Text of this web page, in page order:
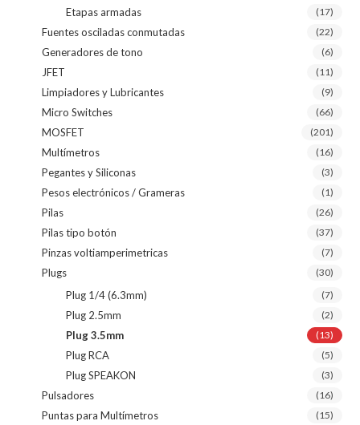
Etapas armadas (17)
Fuentes osciladas conmutadas (22)
Generadores de tono (6)
JFET (11)
Limpiadores y Lubricantes (9)
Micro Switches (66)
MOSFET (201)
Multímetros (16)
Pegantes y Siliconas (3)
Pesos electrónicos / Grameras (1)
Pilas (26)
Pilas tipo botón (37)
Pinzas voltiamperimetricas (7)
Plugs (30)
Plug 1/4 (6.3mm) (7)
Plug 2.5mm (2)
Plug 3.5mm (13)
Plug RCA (5)
Plug SPEAKON (3)
Pulsadores (16)
Puntas para Multímetros (15)